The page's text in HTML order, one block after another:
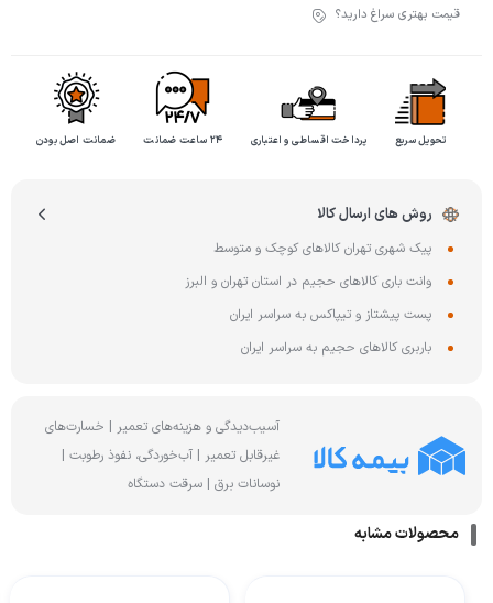
قیمت بهتری سراغ دارید؟
تحویل سریع پرداخت اقساطی و اعتباری ۲۴ ساعت ضمانت ضمانت اصل بودن
روش های ارسال کالا
پیک شهری تهران کالاهای کوچک و متوسط
وانت باری کالاهای حجیم در استان تهران و البرز
پست پیشتاز و تیپاکس به سراسر ایران
باربری کالاهای حجیم به سراسر ایران
آسیب‌دیدگی و هزینه‌های تعمیر | خسارت‌های
غیرقابل تعمیر | آب‌خوردگی، نفوذ رطوبت |
نوسانات برق | سرقت دستگاه
محصولات مشابه